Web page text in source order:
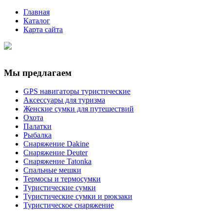
Главная
Каталог
Карта сайта
Мы предлагаем
GPS навигаторы туристические
Аксессуары для туризма
Женские сумки для путешествий
Охота
Палатки
Рыбалка
Снаряжение Dakine
Снаряжение Deuter
Снаряжение Tatonka
Спальные мешки
Термосы и термосумки
Туристические сумки
Туристические сумки и рюкзаки
Туристическое снаряжение